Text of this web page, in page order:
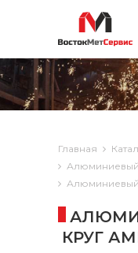
Главная
Алюминиевый
КРУГ